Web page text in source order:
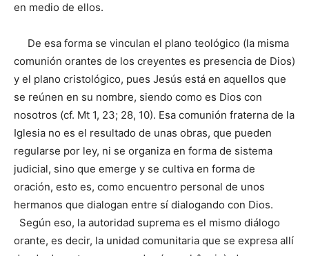
en medio de ellos.
De esa forma se vinculan el plano teológico (la misma
comunión orantes de los creyentes es presencia de Dios)
y el plano cristológico, pues Jesús está en aquellos que
se reúnen en su nombre, siendo como es Dios con
nosotros (cf. Mt 1, 23; 28, 10). Esa comunión fraterna de la
Iglesia no es el resultado de unas obras, que pueden
regularse por ley, ni se organiza en forma de sistema
judicial, sino que emerge y se cultiva en forma de
oración, esto es, como encuentro personal de unos
hermanos que dialogan entre sí dialogando con Dios.
Según eso, la autoridad suprema es el mismo diálogo
orante, es decir, la unidad comunitaria que se expresa allí